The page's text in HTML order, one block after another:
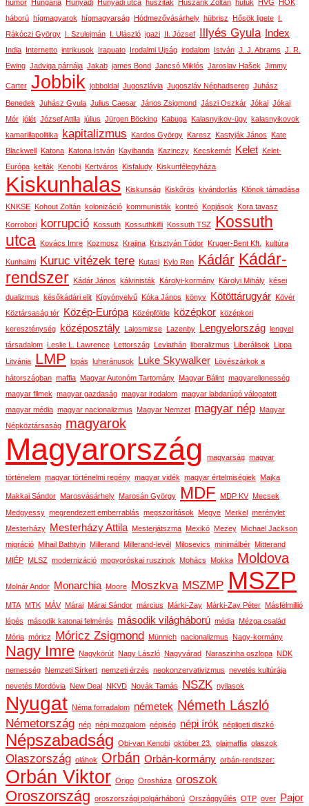
humor Hungária Hunyadi Hunyadi utca husziták Huszárik Zoltán hutuk HVG
HÖK
háború hígmagyarok hígmagyarság Hódmezővásárhely hübrisz Hősök ligete
Rákóczi György
I. Szulejmán I. Ulászló igazi II. József Illyés Gyula Index
India Internetto intrikusok Irapuato Irodalmi Ujság irodalom István J. J. Abrams J. R.
Ewing Jadviga párnája Jakab james Bond Jancsó Miklós Jaroslav Hašek Jimmy
Carter Jobbik jobboldal Jugoszlávia Jugoszláv Néphadsereg Juhász
Benedek Juhász Gyula Julius Caesar János Zsigmond Jászi Oszkár Jókai Jókai
Mór jólét József Attila július Jürgen Böcking Kabuga Kalasnyikov-ügy kalasnyikovok
kamarillapolitika kapitalizmus Kardos György Karesz Kastyják János
Kate
Blackwell
Katona Katona István Kayibanda Kazinczy Kecskemét Kelet
Kelet-
Európa kelták Kenobi Kertváros Kisfaludy Kiskunfélegyháza
Kiskunhalas Kiskunság Kiskőrös kivándorlás Klónok támadása
KNKSE Kohout Zoltán kolonizáció kommunisták konteó Kopjások Kora tavasz
Korrobori korrupció Kossuth Kossuthkifli Kossuth TSZ Kossuth
utca
Kovács Imre Kozmosz Krajina Krisztyán Tódor Kruger-Bent Kft. kultúra
Kunhalmi Kuruc vitézek tere Kutasi Kylo Ren Kádár Kádár-
rendszer
Kádár János kálvinisták Károlyi-kormány Károlyi Mihály kései
dualizmus
későkádári elit Kígyónyelvű Kóka János könyv Kötöttárugyár
Kövér
Köztársaság tér
Közép-Európa Középfölde középkor középkori
kereszténység
középosztály Lajosmizse Lazenby Lengyelország
lengyel
társadalom
Leslie L. Lawrence Lettország Leviathán liberalizmus Liberálisok
Lippa
Litvánia LMP lopás luheránusok Luke Skywalker
Lövészárkok a
hátországban maffia Magyar Autonóm Tartomány Magyar Bálint magyarellenesség
magyar filmek magyar gazdaság magyar irodalom magyar labdarúgó válogatott
magyar média magyar nacionalizmus Magyar Nemzet magyar nép Magyar
Népköztársaság magyarok
Magyarország magyarság magyar
történelem magyar történelmi regény magyar vidék magyar értelmiségiek Majka
Makkai Sándor Marosvásárhely Marosán György MDF MDP KV Mecsek
Medgyessy megrendezett emberrablás megszorítások Megye Merkel
merénylet
Mesterházy
Mesterházy Attila Mesterjátszma Mexikó Mezey Michael Jackson
migráció Mihail Bathtyin Millerand Millerand-levél Milosevics minimálbér Mitterand
MIÉP MLSZ modernizáció mogyoróskai ruszinok Mohács Mokka Moldova
Molnár Andor Monarchia Moore Moszkva MSZMP MSZP
MTA MTK MÁV Márai Márai Sándor március Márki-Zay Márki-Zay Péter Másfélmillió
lépés második katonai felmérés második világháború média Mézga család
Mória móricz Móricz Zsigmond Münnich nacionalizmus Nagy-kormány
Nagy Imre Nagykörút Nagy László Nagyvárad Naraszinha oszlopa NDK
nemesség Nemzeti Sírkert nemzeti érzés neokonzervativizmus nevetés kultúrája
nevetés Mordóvia New Deal NKVD Novák Tamás NSZK nyilasok
Nyugat Néma forradalom németek Németh László
Németország nép népi mozgalom népiség népi írók népligeti diszkó
Népszabadság Obi-van Kenobi október 23. olajmaffia olaszok
Olaszország oláhok Orbán Orbán-kormány orbán-rendszer:
Orbán Viktor Origo Orosháza oroszok
Oroszország oroszországi polgárháború Országgyűlés OTP over
Pajor